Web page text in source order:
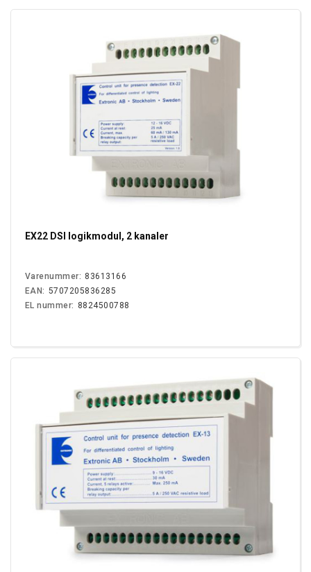
EX22 DSI logikmodul, 2 kanaler
Varenummer: 83613166
EAN: 5707205836285
EL nummer: 8824500788